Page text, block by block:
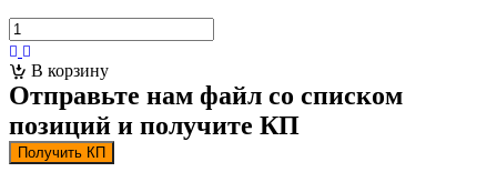
В корзину
Отправьте нам файл со списком
позиций и получите КП
Получить КП